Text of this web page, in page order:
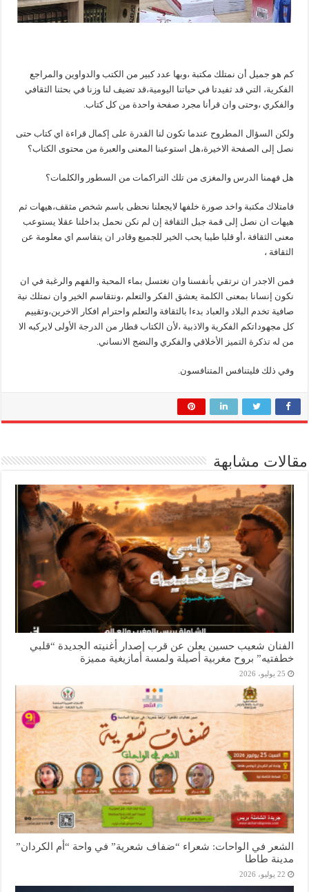
كم هو جميل أن نمتلك مكتبة ،وبها عدد كبير من الكتب والدواوين والمراجع
الفكرية، التي قد ثفيدتا في حياتنا اليومية،قد تضيف لنا وزنا في بحثنا الثقافي
والفكري ،وحتى وان قرأنا مجرد صفحة واحدة من كل كتاب.
ولكن السؤال المطروح عندما تكون لنا القدرة على إكمال قراءة اي كتاب حتى
نصل إلى الصفحة الاخيرة،هل استوعبنا المعنى والعبرة من محتوى الكتاب؟
هل فهمنا الدرس والمغزى من تلك التراكمات من السطور والكلمات؟
فامتلاك مكتبة واخد صورة خلفها لايجعلنا نحظى باسم شخص مثقف،هيهات ثم
هيهات ان نصل إلى قمة جبل الثقافة إن لم نكن نحمل بداخلنا عقلا يستوعب
معنى الثقافة ،أو قلبا طيبا يحب الخير للجميع وقادر ان يتقاسم اي معلومة عن
الثقافة ،
فمن الاجدر ان نرتقي بأنفسنا وان نغتسل بماء المحبة والفهم والرغبة في ان
نكون إنسانا بمعنى الكلمة يعشق الفكر والتعلم ،ونتقاسم الخير وان نمتلك نية
صافية تخدم البلاد والعباد بدءا بالثقافة والتعلم واحترام افكار الاخرين،وتقييم
كل مجهوداتكم الفكرية والاذبية ،لأن الكتاب قطار من الدرجة الأولى لايركبه الا
من له تذكرة التميز الأخلاقي والفكري والنضج الانساني.
وفي ذلك فليتنافس المتنافسون.
مقالات مشابهة
الفنان شعيب حسين يعلن عن قرب إصدار أغنيته الجديدة “قلبي
خطفتيه” بروح مغربية أصيلة ولمسة أمازيغية مميزة
25 يوليو، 2026
الشعر في الواحات: شعراء “ضفاف شعرية” في واحة “أم الكردان”
مدينة طاطا
22 يوليو، 2026